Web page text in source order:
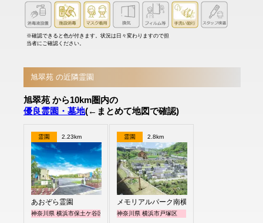
※確認できると色が付きます。状況は日々変わりますので担
当者にご確認ください。
旭翠苑 の近隣霊園
旭翠苑 から10km圏内の
優良霊園・墓地(←まとめて地図で確認)
霊園 2.23km
あおぞら霊園
神奈川県 横浜市保土ケ谷区
霊園 2.8km
メモリアルパーク南横浜
神奈川県 横浜市戸塚区